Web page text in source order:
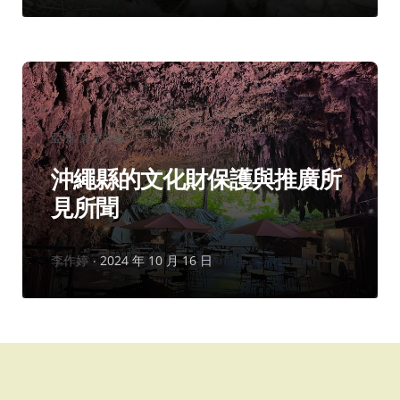
分
類：
亞洲 寰宇知旅
沖繩縣的文化財保護與推廣所
見所聞
作
者：
李作婷 2024 年 10 月 16 日